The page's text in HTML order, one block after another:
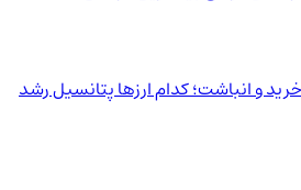
و انباشت؛ کدام ارزها پتانسیل رشد